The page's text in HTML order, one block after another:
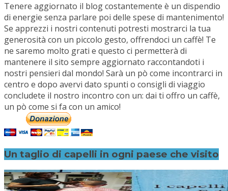
Tenere aggiornato il blog costantemente è un dispendio
di energie senza parlare poi delle spese di mantenimento!
Se apprezzi i nostri contenuti potresti mostrarci la tua
generosità con un piccolo gesto, offrendoci un caffè! Te
ne saremo molto grati e questo ci permetterà di
mantenere il sito sempre aggiornato raccontandoti i
nostri pensieri dal mondo! Sarà un pò come incontrarci in
centro e dopo avervi dato spunti o consigli di viaggio
concludete il nostro incontro con un: dai ti offro un caffè,
un pò come si fa con un amico!
Un taglio di capelli in ogni paese che visito